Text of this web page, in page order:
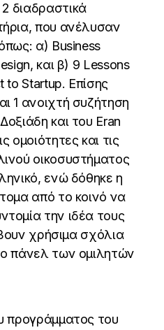
διαδραστικά
που ανέλυσαν
α) Business
και β) 9 Lessons
to Startup. Επίσης
1 ανοιχτή συζήτηση
και του Eran
ομοιότητες και τις
οικοσυστήματος
ενώ δόθηκε η
από το κοινό να
την ιδέα τους
χρήσιμα σχόλια
πάνελ των ομιλητών
προγράμματος του